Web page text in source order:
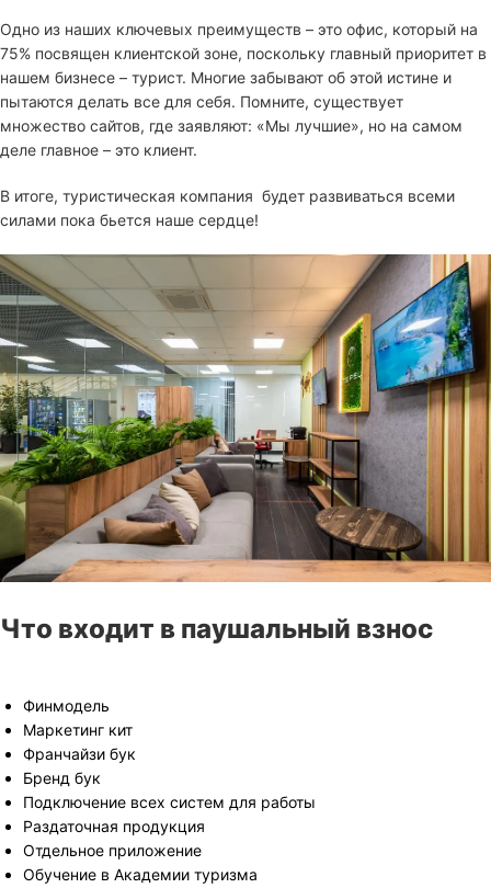
Одно из наших ключевых преимуществ – это офис, который на
75% посвящен клиентской зоне, поскольку главный приоритет в
нашем бизнесе – турист. Многие забывают об этой истине и
пытаются делать все для себя. Помните, существует
множество сайтов, где заявляют: «Мы лучшие», но на самом
деле главное – это клиент.
В итоге, туристическая компания будет развиваться всеми
силами пока бьется наше сердце!
Что входит в паушальный взнос
Финмодель
Маркетинг кит
Франчайзи бук
Бренд бук
Подключение всех систем для работы
Раздаточная продукция
Отдельное приложение
Обучение в Академии туризма